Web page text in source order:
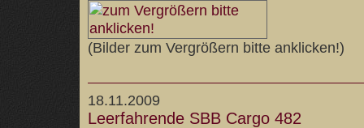
(Bilder zum Vergrößern bitte anklicken!)
18.11.2009
Leerfahrende SBB Cargo 482